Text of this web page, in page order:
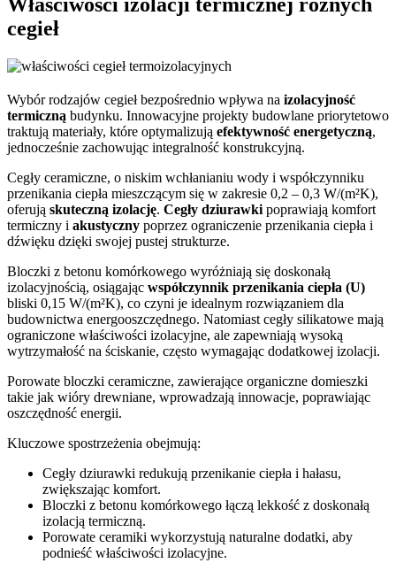
cegieł
Wybór rodzajów cegieł bezpośrednio wpływa na izolacyjność
termiczną budynku. Innowacyjne projekty budowlane priorytetowo
traktują materiały, które optymalizują efektywność energetyczną,
jednocześnie zachowując integralność konstrukcyjną.
Cegły ceramiczne, o niskim wchłanianiu wody i współczynniku
przenikania ciepła mieszczącym się w zakresie 0,2 – 0,3 W/(m²K),
oferują skuteczną izolację. Cegły dziurawki poprawiają komfort
termiczny i akustyczny poprzez ograniczenie przenikania ciepła i
dźwięku dzięki swojej pustej strukturze.
Bloczki z betonu komórkowego wyróżniają się doskonałą
izolacyjnością, osiągając współczynnik przenikania ciepła (U)
bliski 0,15 W/(m²K), co czyni je idealnym rozwiązaniem dla
budownictwa energooszczędnego. Natomiast cegły silikatowe mają
ograniczone właściwości izolacyjne, ale zapewniają wysoką
wytrzymałość na ściskanie, często wymagając dodatkowej izolacji.
Porowate bloczki ceramiczne, zawierające organiczne domieszki
takie jak wióry drewniane, wprowadzają innowacje, poprawiając
oszczędność energii.
Kluczowe spostrzeżenia obejmują:
Cegły dziurawki redukują przenikanie ciepła i hałasu,
zwiększając komfort.
Bloczki z betonu komórkowego łączą lekkość z doskonałą
izolacją termiczną.
Porowate ceramiki wykorzystują naturalne dodatki, aby
podnieść właściwości izolacyjne.